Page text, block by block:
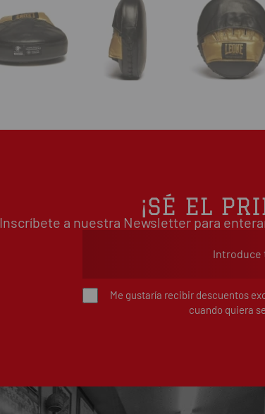
¡SÉ EL
Inscríbete a nuestra Newsletter para
Me gustaría recibir descuentos
cuando quiera